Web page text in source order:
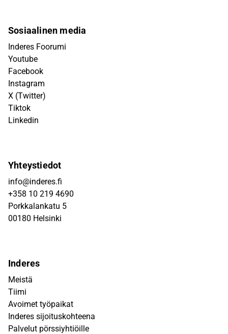
Sosiaalinen media
Inderes Foorumi
Youtube
Facebook
Instagram
X (Twitter)
Tiktok
Linkedin
Yhteystiedot
info@inderes.fi
+358 10 219 4690
Porkkalankatu 5
00180 Helsinki
Inderes
Meistä
Tiimi
Avoimet työpaikat
Inderes sijoituskohteena
Palvelut pörssiyhtiöille